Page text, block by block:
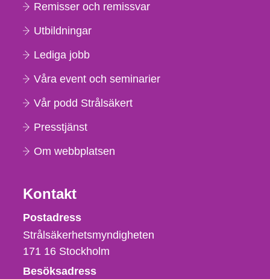
Remisser och remissvar
Utbildningar
Lediga jobb
Våra event och seminarier
Vår podd Strålsäkert
Presstjänst
Om webbplatsen
Kontakt
Strålsäkerhetsmyndigheten
Postadress
Strålsäkerhetsmyndigheten
171 16 Stockholm
Besöksadress